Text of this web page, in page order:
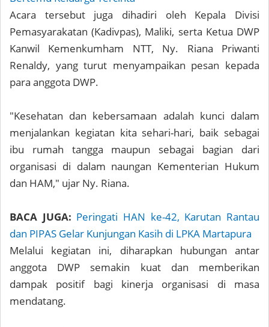
Acara tersebut juga dihadiri oleh Kepala Divisi
Pemasyarakatan (Kadivpas), Maliki, serta Ketua DWP
Kanwil Kemenkumham NTT, Ny. Riana Priwanti
Renaldy, yang turut menyampaikan pesan kepada
para anggota DWP.
"Kesehatan dan kebersamaan adalah kunci dalam
menjalankan kegiatan kita sehari-hari, baik sebagai
ibu rumah tangga maupun sebagai bagian dari
organisasi di dalam naungan Kementerian Hukum
dan HAM," ujar Ny. Riana.
BACA JUGA: Peringati HAN ke-42, Karutan Rantau
dan PIPAS Gelar Kunjungan Kasih di LPKA Martapura
Melalui kegiatan ini, diharapkan hubungan antar
anggota DWP semakin kuat dan memberikan
dampak positif bagi kinerja organisasi di masa
mendatang.